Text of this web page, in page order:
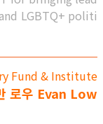
LGBTQ+ politi
Fund & Institute
로우 Evan Low